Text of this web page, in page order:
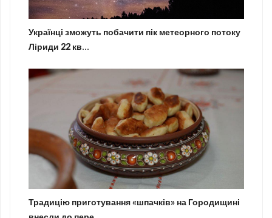
Українці зможуть побачити пік метеорного потоку
Ліриди 22 кв...
Традицію приготування «шпачків» на Городищині